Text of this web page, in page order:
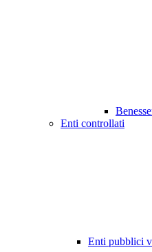
Enti controllati
Enti pubblici